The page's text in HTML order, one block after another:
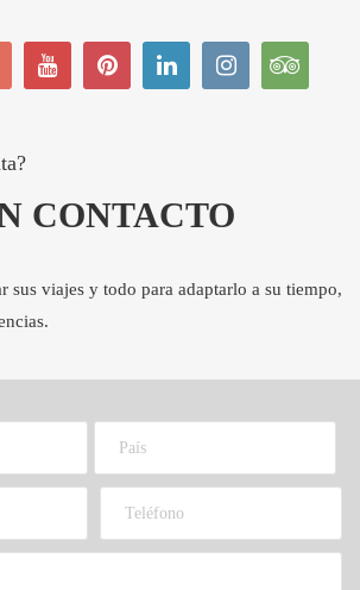
CONTACTO
sus viajes y todo para adaptarlo a su tiempo,